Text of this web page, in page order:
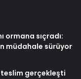
ormana sıçradı:
müdahale sürüyor
teslim gerçekleşti